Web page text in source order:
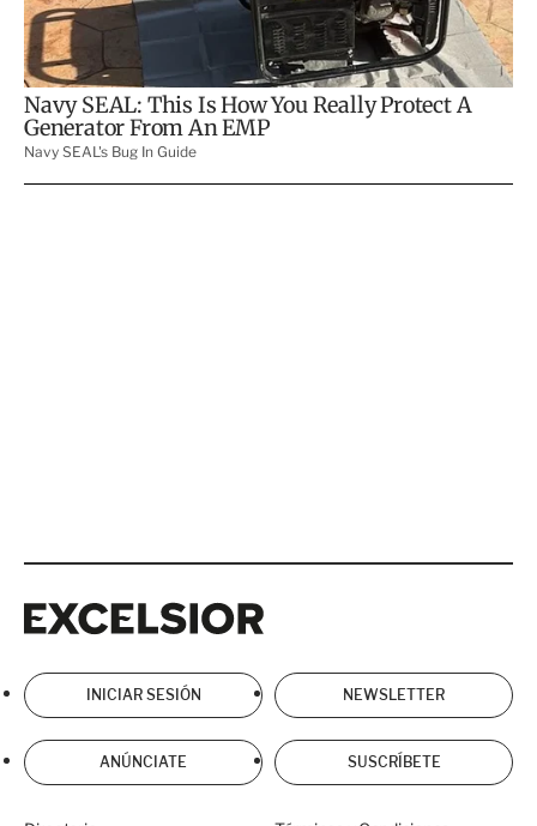
INICIAR SESIÓN NEWSLETTER
ANÚNCIATE SUSCRÍBETE